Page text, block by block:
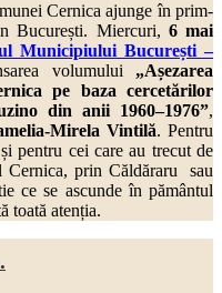
Cernica ajunge în prim-
București. Miercuri, 6 mai
Municipiului București –
volumului „Așezarea
pe baza cercetărilor
din anii 1960–1976”,
Mirela Vintilă. Pentru
pentru cei care au trecut de
Cernica, prin Căldăraru sau
ce se ascunde în pământul
toată atenția.